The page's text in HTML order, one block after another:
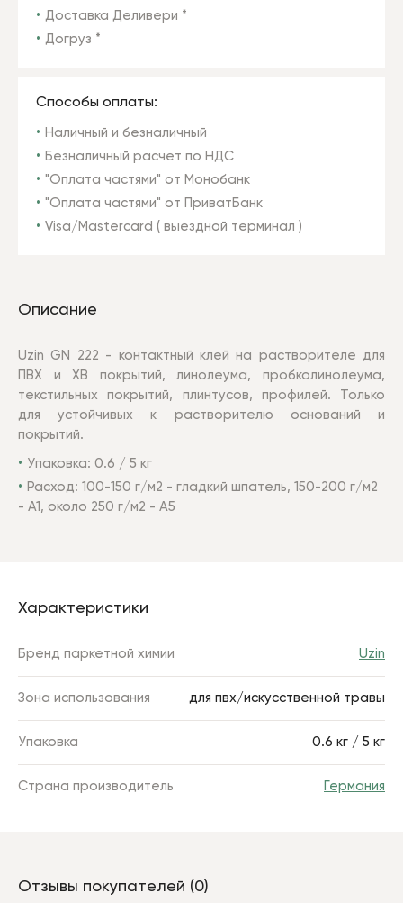
Доставка Деливери *
Догруз *
Способы оплаты:
Наличный и безналичный
Безналичный расчет по НДС
"Оплата частями" от Монобанк
"Оплата частями" от ПриватБанк
Visa/Mastercard ( выездной терминал )
Описание
Uzin GN 222 - контактный клей на растворителе для
ПВХ и ХВ покрытий, линолеума, пробколинолеума,
текстильных покрытий, плинтусов, профилей. Только
для устойчивых к растворителю оснований и
покрытий.
Упаковка: 0.6 / 5 кг
Расход: 100-150 г/м2 - гладкий шпатель, 150-200 г/м2
- А1, около 250 г/м2 - А5
Характеристики
Бренд паркетной химии Uzin
Зона использования для пвх/искусственной травы
Упаковка 0.6 кг / 5 кг
Страна производитель Германия
Отзывы покупателей (0)